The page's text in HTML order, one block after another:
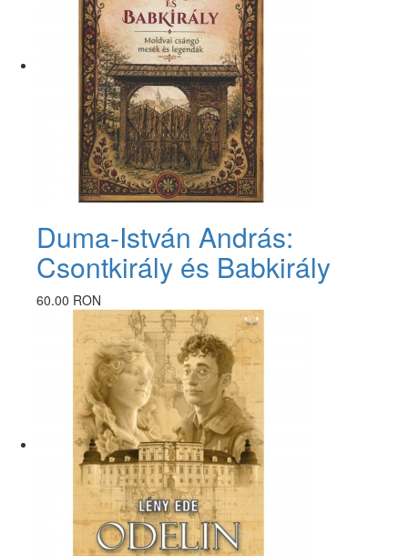
Duma-István András:
Csontkirály és Babkirály
60.00 RON